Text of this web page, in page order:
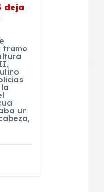
deja
tramo
un